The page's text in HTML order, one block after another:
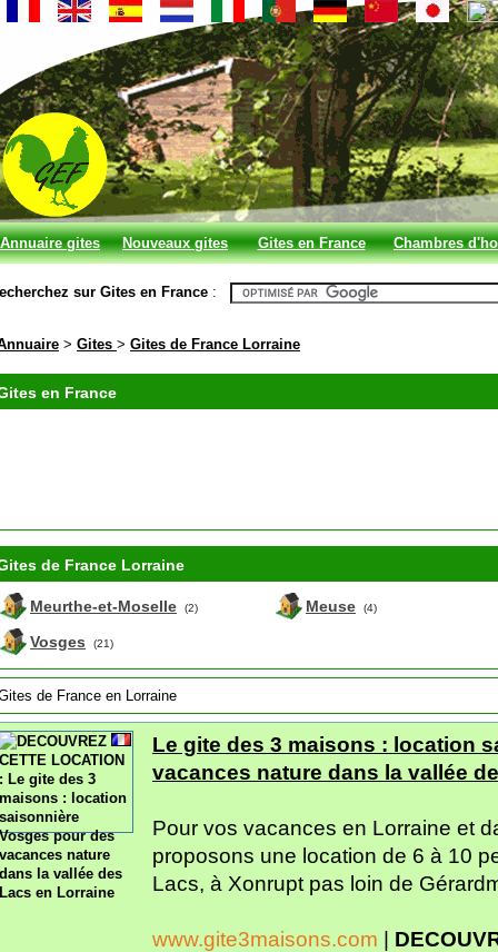
Annuaire gites Nouveaux gites
et chambres
Gites en France Chambres
en France
sur Gites en France :
> Gites > Gites de France Lorraine
en France
de France Lorraine
Meurthe-et-Moselle (2)
Vosges (21)
Meuse (4)
de France en Lorraine
Le gite des 3 maisons : location
vacances nature dans la vallée
Pour vos vacances en Lorraine et
proposons une location de 6 à 10
Lacs, à Xonrupt pas loin de
www.gite3maisons.com |